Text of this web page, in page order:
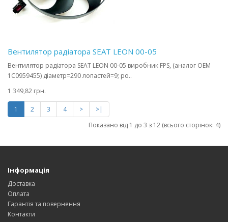
Вентилятор радіатора SEAT LEON 00-05
Вентилятор радіатора SEAT LEON 00-05 виробник FPS, (аналог OEM
1C0959455) діаметр=290 лопастей=9; ро..
1 349,82 грн.
1 2 3 4 >
>|
Показано від 1 до 3 з 12 (всього сторінок: 4)
Інформація
Доставка
Оплата
Гарантія та повернення
Контакти